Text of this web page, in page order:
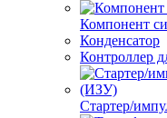
Компонент
Конденсатор
Контроллер
Стартер/